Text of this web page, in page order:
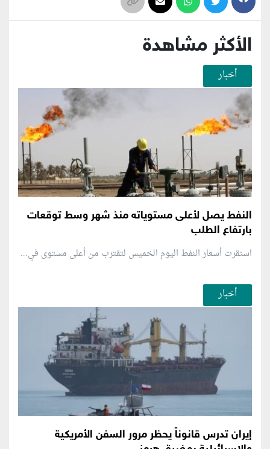
الأكثر مشاهدة
أخبار
النفط يصل لأعلى مستوياته منذ شهر وسط توقعات
بارتفاع الطلب
استقرت أسعار النفط اليوم الخميس لتقترب من أعلى مستوى في...
أخبار
إيران تدرس قانوناً يحظر مرور السفن الأمريكية